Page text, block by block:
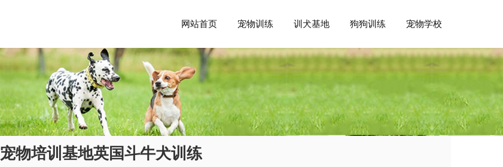
网站首页 宠物训练 训犬基地 狗狗训练 宠物学校
宠物培训基地英国斗牛犬训练